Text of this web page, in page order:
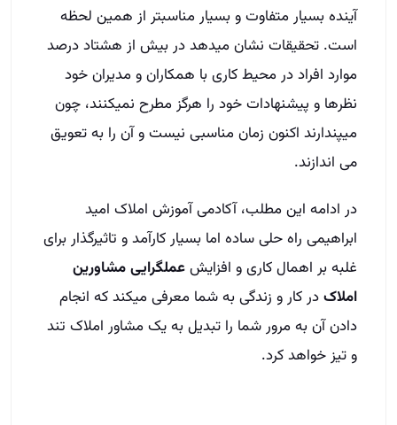
آینده بسیار متفاوت و بسیار مناسبتر از همین لحظه
است. تحقیقات نشان میدهد در بیش از هشتاد درصد
موارد افراد در محیط کاری با همکاران و مدیران خود
نظرها و پیشنهادات خود را هرگز مطرح نمیکنند، چون
میپندارند اکنون زمان مناسبی نیست و آن را به تعویق
می اندازند.
در ادامه این مطلب، آکادمی آموزش املاک امید
ابراهیمی راه حلی ساده اما بسیار کارآمد و تاثیرگذار برای
غلبه بر اهمال کاری و افزایشعملگراییمشاورین
املاکدر کار و زندگی به شما معرفی میکند که انجام
دادن آن به مرور شما را تبدیل به یک مشاور املاک تند
و تیز خواهد کرد.